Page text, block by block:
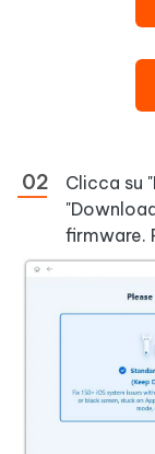
Clicca su
firmware.